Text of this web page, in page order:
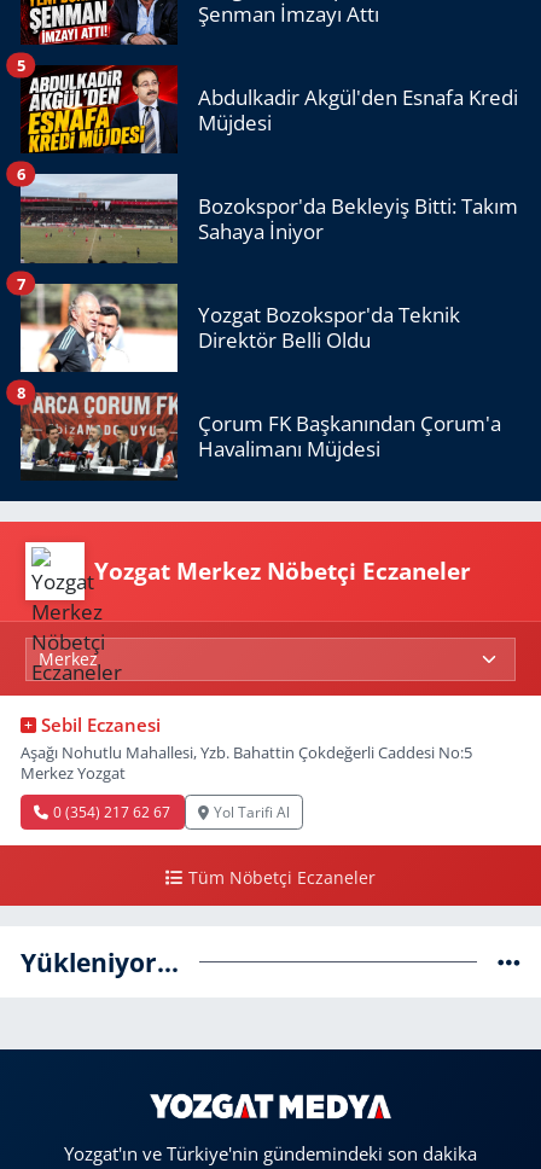
Şenman İmzayı Attı
Abdulkadir Akgül'den Esnafa Kredi
Müjdesi
5
Bozokspor'da Bekleyiş Bitti: Takım
Sahaya İniyor
6
Yozgat Bozokspor'da Teknik
Direktör Belli Oldu
7
Çorum FK Başkanından Çorum'a
Havalimanı Müjdesi
8
Yozgat Merkez Nöbetçi Eczaneler
Sebil Eczanesi
Aşağı Nohutlu Mahallesi, Yzb. Bahattin Çokdeğerli Caddesi No:5
Merkez Yozgat
0 (354) 217 62 67 Yol Tarifi Al
Tüm Nöbetçi Eczaneler
Yükleniyor...
Yozgat'ın ve Türkiye'nin gündemindeki son dakika